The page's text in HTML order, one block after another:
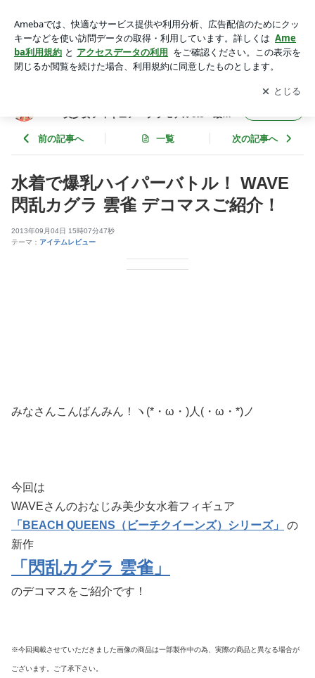
ご紹介！ | でじたみんさんのブログ ～おもちゃ・ホビー・美
少女フィギュア・プラモデルetc 最新情報～
アプリをダウンロードして ブログの更新通知
を受け取りまし
ょう。
開く
ー・美少女フィギュア・プラモデルetc 最新
前の記事へ 一覧 次の記事へ
水着で爆乳ハイパーバトル！ WAVE
閃乱カグラ 雲雀 デコマスご紹介！
2013年09月04日 15時07分47秒
テーマ： アイテムレビュー
みなさんこんばんみん！ヽ(*・ω・)人(・ω・*)ノ
今回は
WAVEさんのおなじみ美少女水着フィギュア
「BEACH QUEENS（ビーチクイーンズ）シリーズ」
の
新作
「閃乱カグラ 雲雀」
のデコマスをご紹介です！
※今回掲載させていただきました画像の商品は一部製作中の為、実際の商品と異なる場合が
ございます。ご了承下さい。